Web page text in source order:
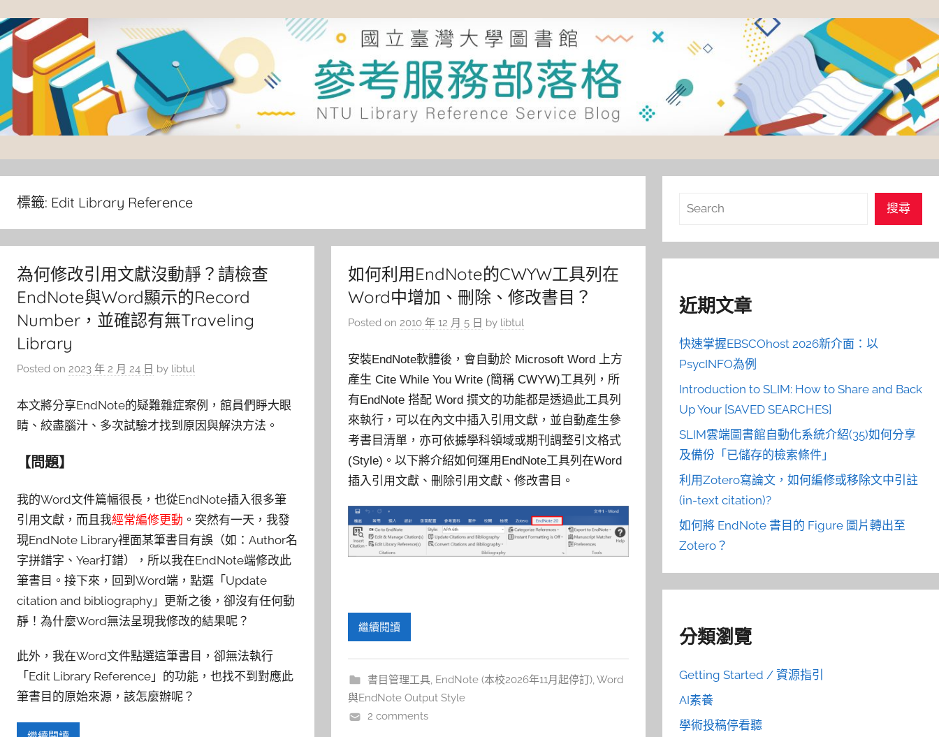
to
content
灣
圖
標籤: Edit Library Reference
為何修改引用文獻沒動靜？請檢查
EndNote與Word顯示的Record
Number，並確認有無Traveling
Library
Posted on 2023 年 2 月 24 日 by libtul
本文將分享EndNote的疑難雜症案例，館員們睜大眼
睛、絞盡腦汁、多次試驗才找到原因與解決方法。
【問題】
我的Word文件篇幅很長，也從EndNote插入很多筆
引用文獻，而且我經常編修更動 。突然有一天，我發
現EndNote Library裡面某筆書目有誤（如：Author名
字拼錯字、Year打錯），所以我在EndNote端修改此
筆書目。接下來，回到Word端，點選「Update
citation and bibliography」更新之後，卻沒有任何動
靜！為什麼Word無法呈現我修改的結果呢？
此外，我在Word文件點選這筆書目，卻無法執行
「Edit Library Reference」的功能，也找不到對應此
筆書目的原始來源，該怎麼辦呢？
如何利用EndNote的CWYW工具列在
Word中增加、刪除、修改書目？
Posted on 2010 年 12 月 5 日 by libtul
安裝EndNote軟體後，會自動於 Microsoft Word 上方
產生 Cite While You Write (簡稱 CWYW)工具列，所
有EndNote 搭配 Word 撰文的功能都是透過此工具列
來執行，可以在內文中插入引用文獻，並自動產生參
考書目清單，亦可依據學科領域或期刊調整引文格式
(Style)。以下將介紹如何運用EndNote工具列在Word
插入引用文獻、刪除引用文獻、修改書目。
繼續閱讀
書目管理工具, EndNote (本校2026年11月起停訂),Word
與EndNote Output Style
2 comments
搜
搜尋
近期文章
快速掌握EBSCOhost 2026新介面：以
PsycINFO為例
Introduction to SLIM: How to Share and Back
Up Your [SAVED SEARCHES]
SLIM雲端圖書館自動化系統介紹(35)如何分享
及備份「已儲存的檢索條件」
利用Zotero寫論文，如何編修或移除文中引註
(in-text citation)?
如何將 EndNote 書目的 Figure 圖片轉出至
Zotero？
分類瀏覽
Getting Started / 資源指引
AI素養
學術投稿停看聽